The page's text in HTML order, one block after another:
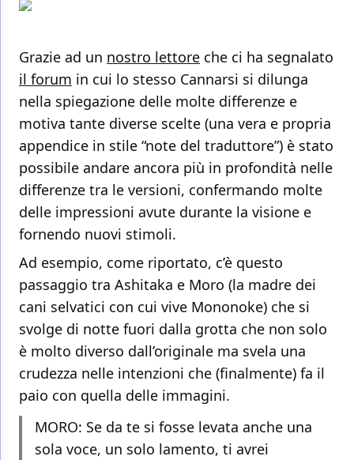
Grazie ad un nostro lettore che ci ha segnalato
il forum in cui lo stesso Cannarsi si dilunga
nella spiegazione delle molte differenze e
motiva tante diverse scelte (una vera e propria
appendice in stile “note del traduttore”) è stato
possibile andare ancora più in profondità nelle
differenze tra le versioni, confermando molte
delle impressioni avute durante la visione e
fornendo nuovi stimoli.
Ad esempio, come riportato, c’è questo
passaggio tra Ashitaka e Moro (la madre dei
cani selvatici con cui vive Mononoke) che si
svolge di notte fuori dalla grotta che non solo
è molto diverso dall’originale ma svela una
crudezza nelle intenzioni che (finalmente) fa il
paio con quella delle immagini.
MORO: Se da te si fosse levata anche una
sola voce, un solo lamento, ti avrei